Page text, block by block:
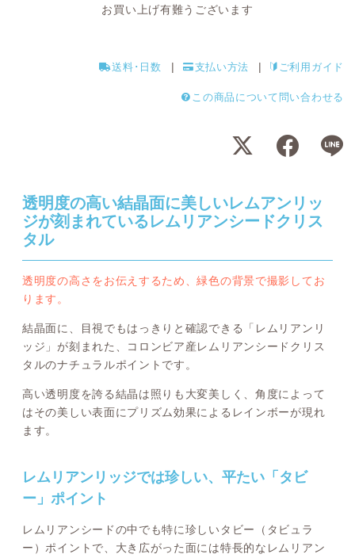
お買い上げ有難うございます
送料･日数 支払い方法 ご利用ガイド
この商品について問い合わせる
透明度の高い結晶面に美しいレムアンリッ
ジが刻まれているレムリアンシードクリス
タル
透明度の高さをお伝えするため、緑色の背景で撮影してお
ります。
結晶面に、目視でもはっきりと確認できる「レムリアンリ
ッジ」が刻まれた、コロンビア産レムリアンシードクリス
タルのナチュラルポイントです。
高い透明度を誇る結晶は照りも大変美しく、角度によって
はその美しい表面にプリズム効果によるレインボーが現れ
ます。
レムリアンリッジでは珍しい、平たい「タビ
ー」ポイント
レムリアンシードの中でも特に珍しいタビー（タビュラ
ー）ポイントで、大き広がった面には特長的なレムリアン